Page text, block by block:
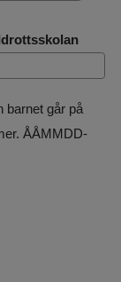
barnet går på
ÅÅMMDD-